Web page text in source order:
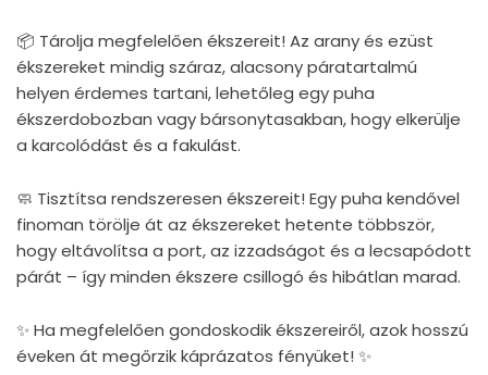
📦 Tárolja megfelelően ékszereit! Az arany és ezüst
ékszereket mindig száraz, alacsony páratartalmú
helyen érdemes tartani, lehetőleg egy puha
ékszerdobozban vagy bársonytasakban, hogy elkerülje
a karcolódást és a fakulást.
🧼 Tisztítsa rendszeresen ékszereit! Egy puha kendővel
finoman törölje át az ékszereket hetente többször,
hogy eltávolítsa a port, az izzadságot és a lecsapódott
párát – így minden ékszere csillogó és hibátlan marad.
✨ Ha megfelelően gondoskodik ékszereiről, azok hosszú
éveken át megőrzik káprázatos fényüket! ✨